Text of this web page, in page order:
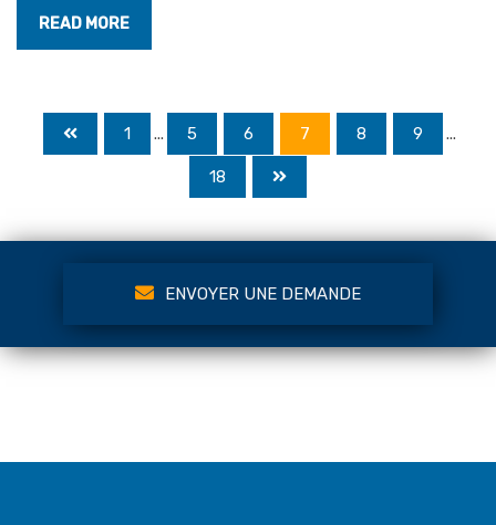
READ MORE
1 ... 5 6 7 8 9 ...
18
ENVOYER UNE DEMANDE